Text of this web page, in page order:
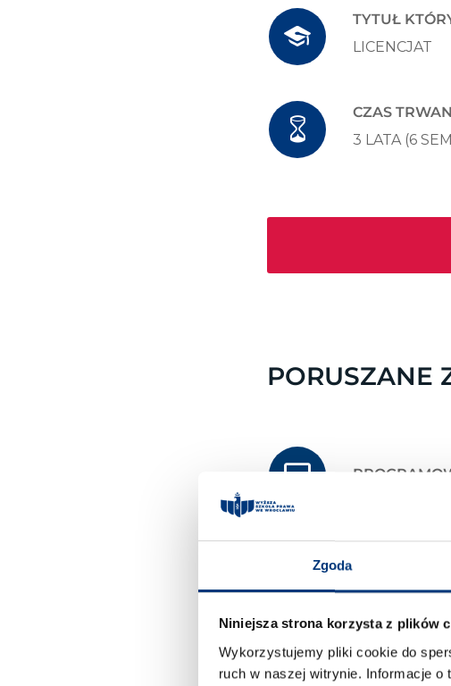
Zgoda
Niniejsza strona korzysta z plików
Wykorzystujemy pliki cookie do
ruch w naszej witrynie. Informacje
TYTUŁ
LICENCJAT
CZAS
3 LATA (6
PORUSZANE